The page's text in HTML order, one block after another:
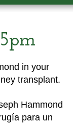
in your
transplant.
Hammond
para un